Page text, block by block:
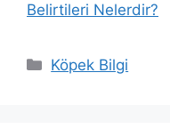
Belirtileri Nelerdir?
Kategoriler
Köpek Bilgi